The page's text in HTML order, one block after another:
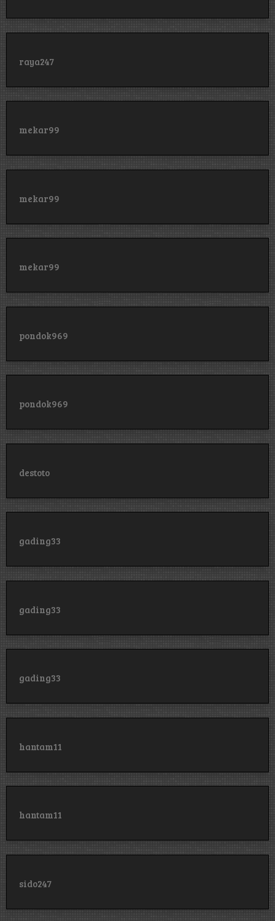
raya247
mekar99
mekar99
mekar99
pondok969
pondok969
destoto
gading33
gading33
gading33
hantam11
hantam11
sido247